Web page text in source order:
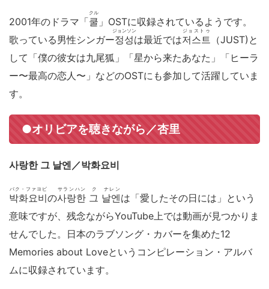
2001年のドラマ「쿨
クル
」OSTに収録されているようです。
歌っている男性シンガー정성
ジョンソン
は最近では저스트
ジョストゥ
（JUST)と
して「僕の彼女は九尾狐」「星から来たあなた」「ヒーラ
ー〜最高の恋人〜」などのOSTにも参加して活躍していま
す。
●オリビアを聴きながら／杏里
사랑한 그 날엔／박화요비
박화요비
パク・ファヨビ
の사랑한 그 날엔
サランハン ク ナレン
は「愛したその日には」という
意味ですが、残念ながらYouTube上では動画が見つかりま
せんでした。日本のラブソング・カバーを集めた12
Memories about Loveというコンピレーション・アルバ
ムに収録されています。